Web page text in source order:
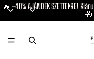
🔥 –40% AJÁNDÉK SZETTEKRE!
🎁